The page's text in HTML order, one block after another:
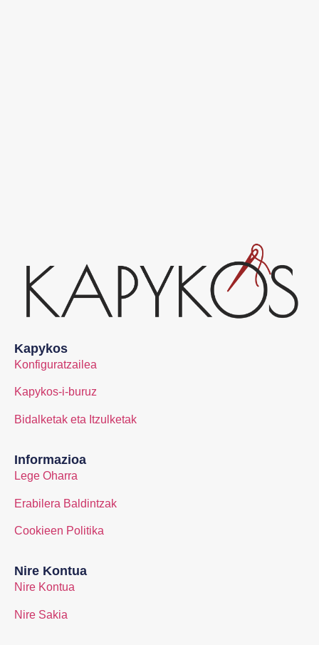
Kapykos
Konfiguratzailea
Kapykos-i-buruz
Bidalketak eta Itzulketak
Informazioa
Lege Oharra
Erabilera Baldintzak
Cookieen Politika
Nire Kontua
Nire Kontua
Nire Sakia